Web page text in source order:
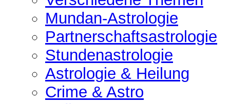
Mundan-Astrologie
Partnerschaftsastrologie
Stundenastrologie
Astrologie & Heilung
Crime & Astro